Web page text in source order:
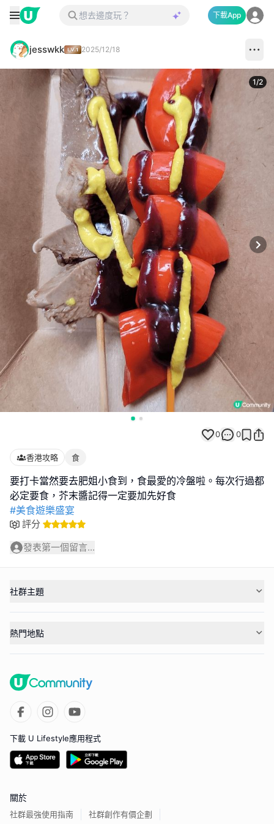
下載App
jesswkk 2025/12/18
1/2
0 0
香港攻略 食
要打卡當然要去肥姐小食到，食最愛的冷盤啦。每次行過都
#美食遊樂盛宴
評分
發表第一個留言...
社群主題
熱門地點
下載 U Lifestyle應用程式
關於
社群最強使用指南 社群創作有價企劃